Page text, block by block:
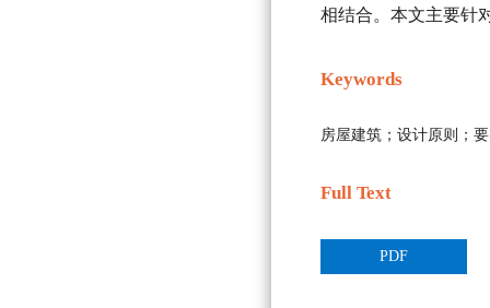
相结合。本文主要针
Keywords
房屋建筑；设计原则；
Full Text
PDF